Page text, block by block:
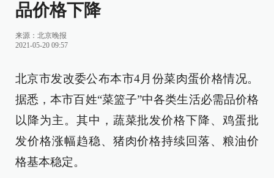
品价格下降
来源： 北京晚报
2021-05-20 09:57
北京市发改委公布本市4月份菜肉蛋价格情况。
据悉，本市百姓“菜篮子”中各类生活必需品价格
以降为主。其中，蔬菜批发价格下降、鸡蛋批
发价格涨幅趋稳、猪肉价格持续回落、粮油价
格基本稳定。